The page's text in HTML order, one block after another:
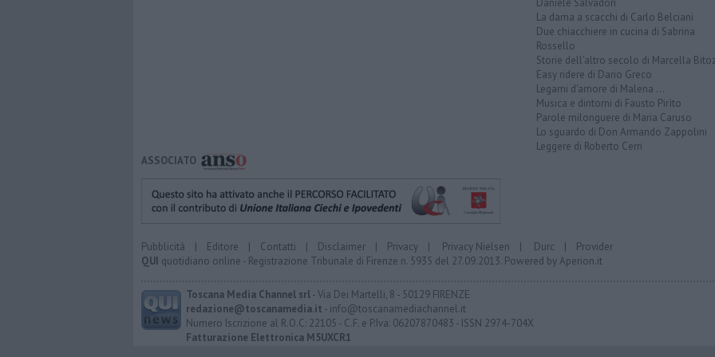
Daniele Salvadori
La dama a scacchi di Carlo Belciani
Due chiacchiere in cucina di Sabrina
Rossello
Storie dell'altro secolo di Marcella
Easy ridere di Dario Greco
Legami d'amore di Malena ...
Musica e dintorni di Fausto Pirìto
Parole milonguere di Maria Caruso
Lo sguardo di Don Armando Zappolini
Leggere di Roberto Cerri
ASSOCIATO
Pubblicità | Editore | Contatti | Disclaimer | Privacy | Privacy Nielsen | Durc | Provider
QUI quotidiano online - Registrazione Tribunale di Firenze n. 5935 del 27.09.2013. Powered byAperion.it
Toscana Media Channel srl- Via Dei Martelli, 8 - 50129 FIRENZE
redazione@toscanamedia.it - info@toscanamediachannel.it
Numero Iscrizione al R.O.C: 22105 - C.F. e P.Iva: 06207870483 - ISSN 2974-704X
Fatturazione Elettronica M5UXCR1